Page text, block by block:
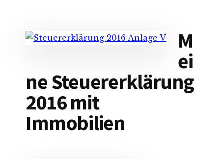
M
ei
ne Steuererklärung
2016 mit
Immobilien